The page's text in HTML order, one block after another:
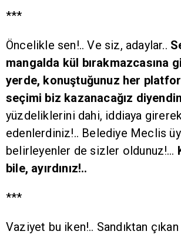
***
Öncelikle sen!.. Ve siz, adaylar..
mangalda kül bırakmazcasına
yerde, konuştuğunuz her
seçimi biz kazanacağız
yüzdeliklerini dahi, iddiaya
edenlerdiniz!.. Belediye Meclis
belirleyenler de sizler oldunuz!…
bile, ayırdınız!..
***
Vaziyet bu iken!.. Sandıktan